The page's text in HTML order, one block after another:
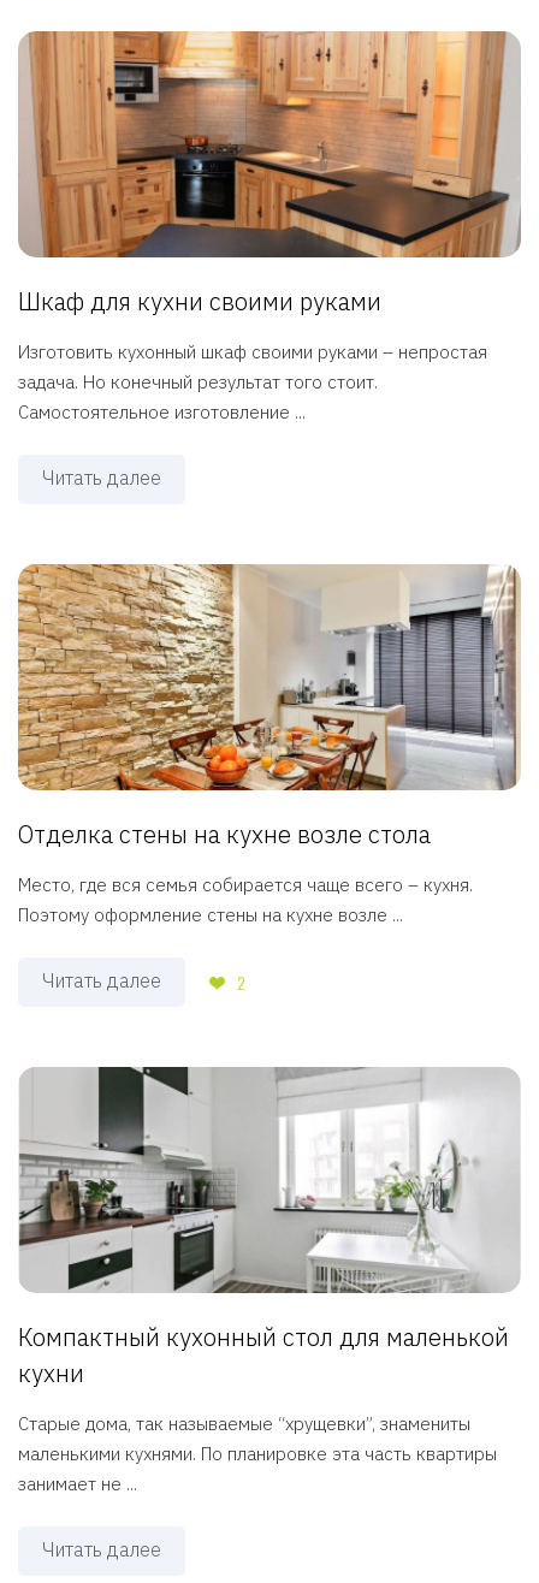
Шкаф для кухни своими руками
Изготовить кухонный шкаф своими руками – непростая
задача. Но конечный результат того стоит.
Самостоятельное изготовление ...
Читать далее
Отделка стены на кухне возле стола
Место, где вся семья собирается чаще всего – кухня.
Поэтому оформление стены на кухне возле ...
Читать далее 2
Компактный кухонный стол для маленькой
кухни
Старые дома, так называемые “хрущевки”, знамениты
маленькими кухнями. По планировке эта часть квартиры
занимает не ...
Читать далее